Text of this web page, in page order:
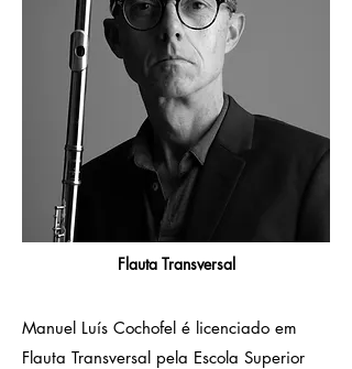
Flauta Transversal
Manuel Luís Cochofel é licenciado em
Flauta Transversal pela Escola Superior